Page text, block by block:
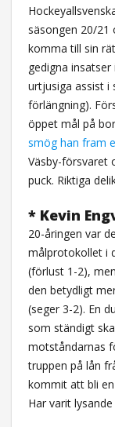
säsongen 20/21
komma till sin
gedigna
urtjusiga assist i
förlängning).
öppet mål på
smög han fram
Väsby-försvaret
puck. Riktiga
* Kevin
20-åringen var
målprotokollet i
(förlust 1-2),
den betydligt
(seger 3-2). En
som ständigt
motståndarnas
truppen på lån
kommit att bli
Har varit